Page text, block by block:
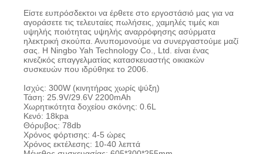
Είστε ευπρόσδεκτοι να έρθετε στο εργοστάσιό μας για να
αγοράσετε τις τελευταίες πωλήσεις, χαμηλές τιμές και
υψηλής ποιότητας υψηλής αναρρόφησης ασύρματα
ηλεκτρική σκούπα. Ανυπομονούμε να συνεργαστούμε μαζί
σας. Η Ningbo Yah Technology Co., Ltd. είναι ένας
κινεζικός επαγγελματίας κατασκευαστής οικιακών
συσκευών που ιδρύθηκε το 2006.
Ισχύς: 300W (κινητήρας χωρίς ψύξη)
Τάση: 25.9V/29.6V 2200mAh
Χωρητικότητα δοχείου σκόνης: 0.6L
Κενό: 18kpa
Θόρυβος: 78db
Χρόνος φόρτισης: 4-5 ώρες
Χρόνος εκτέλεσης: 10-40 λεπτά